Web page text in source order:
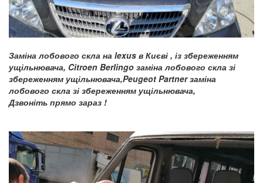
Заміна лобового скла на lexus в Києві , із збереженням
ущільнювача, Citroen Berlingo заміна лобового скла зі
збереженням ущільнювача,Peugeot Partner заміна
лобового скла зі збереженням ущільнювача,
Дзвоніть прямо зараз !